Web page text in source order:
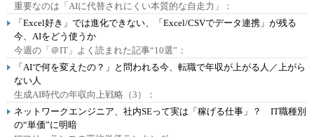
重要なのは「AIに代替されにくい本質的な自走力」：
「Excel好き」では進化できない、「Excel/CSVでデータ連携」が残る
今、AIをどう使うか
今週の「＠IT」よく読まれた記事“10選”：
「AIで何を変えたの？」と問われる今、転職で年収が上がる人／上がら
ない人
生成AI時代の年収向上戦略（3）：
ネットワークエンジニア、社内SEって実は「稼げる仕事」？ IT職種別
の“単価”に明暗